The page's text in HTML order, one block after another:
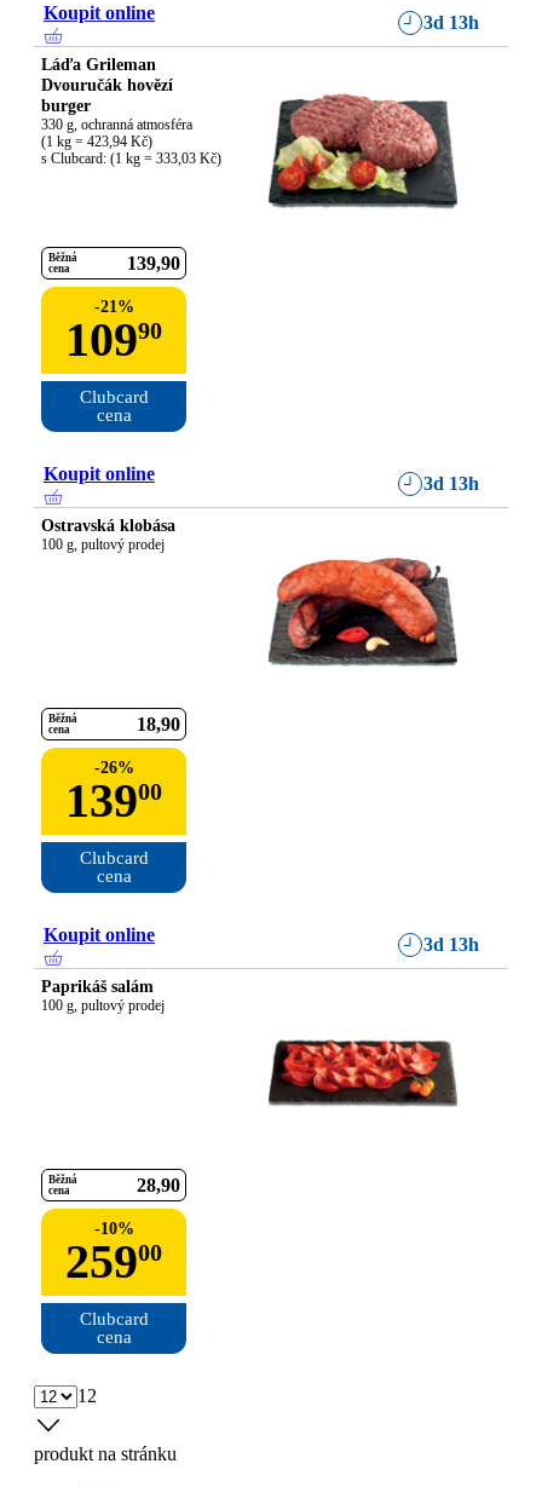
Koupit online 3d 13h
Láďa Grileman
Dvouručák hovězí
burger
330 g, ochranná atmosféra
(1 kg = 423,94 Kč)
s Clubcard: (1 kg = 333,03 Kč)
Běžná
cena
139 90
-21%
10990
Clubcard
cena
Koupit online 3d 13h
Ostravská klobása
100 g, pultový prodej
Běžná
cena
18 90
-26%
13900
Clubcard
cena
Koupit online 3d 13h
Paprikáš salám
100 g, pultový prodej
Běžná
cena
28 90
-10%
25900
Clubcard
cena
12
produkt na stránku